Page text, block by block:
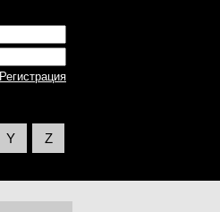
Регистрация
Y Z